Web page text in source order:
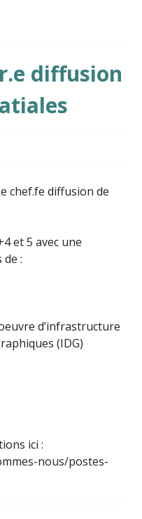
diffusion
chef.fe diffusion de
et 5 avec une
:
d’infrastructure
(IDG)
ici :
nous/postes-